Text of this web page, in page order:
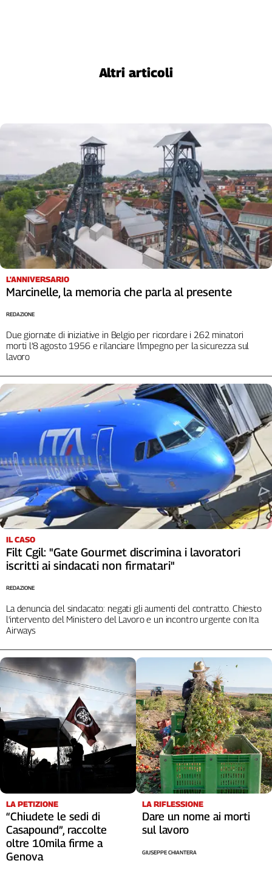
Social
Altri articoli
L'ANNIVERSARIO
Marcinelle, la memoria che parla al presente
Due giornate di iniziative in Belgio per ricordare i 262 minatori
morti l’8 agosto 1956 e rilanciare l’impegno per la sicurezza sul
lavoro
REDAZIONE
IL CASO
Filt Cgil: "Gate Gourmet discrimina i lavoratori
iscritti ai sindacati non firmatari"
La denuncia del sindacato: negati gli aumenti del contratto. Chiesto
l'intervento del Ministero del Lavoro e un incontro urgente con Ita
Airways
REDAZIONE
LA PETIZIONE
“Chiudete le sedi di
Casapound”, raccolte
oltre 10mila firme a
Genova
LA RIFLESSIONE
Dare un nome ai morti
sul lavoro
GIUSEPPE CHIANTERA